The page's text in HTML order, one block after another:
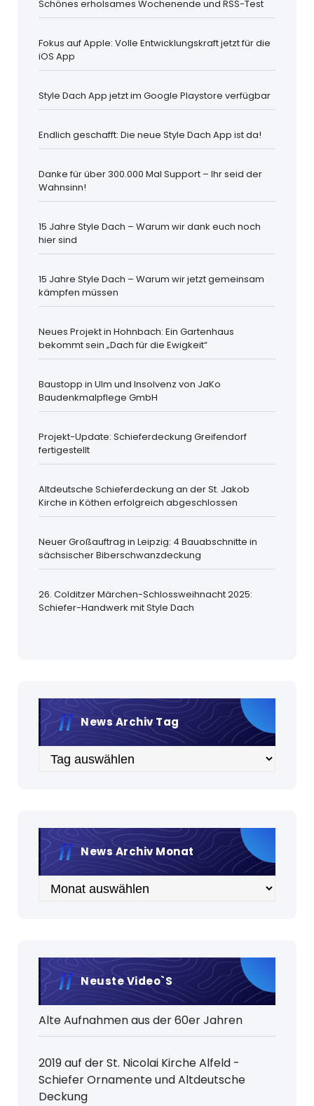
Schönes erholsames Wochenende und RSS-Test
Fokus auf Apple: Volle Entwicklungskraft jetzt für die
iOS App
Style Dach App jetzt im Google Playstore verfügbar
Endlich geschafft: Die neue Style Dach App ist da!
Danke für über 300.000 Mal Support – Ihr seid der
Wahnsinn!
15 Jahre Style Dach – Warum wir dank euch noch
hier sind
15 Jahre Style Dach – Warum wir jetzt gemeinsam
kämpfen müssen
Neues Projekt in Hohnbach: Ein Gartenhaus
bekommt sein „Dach für die Ewigkeit“
Baustopp in Ulm und Insolvenz von JaKo
Baudenkmalpflege GmbH
Projekt-Update: Schieferdeckung Greifendorf
fertigestellt
Altdeutsche Schieferdeckung an der St. Jakob
Kirche in Köthen erfolgreich abgeschlossen
Neuer Großauftrag in Leipzig: 4 Bauabschnitte in
sächsischer Biberschwanzdeckung
26. Colditzer Märchen-Schlossweihnacht 2025:
Schiefer-Handwerk mit Style Dach
News Archiv Tag
Archiv
News Archiv Monat
Archiv
Neuste Video`s
Alte Aufnahmen aus der 60er Jahren
2019 auf der St. Nicolai Kirche Alfeld -
Schiefer Ornamente und Altdeutsche
Deckung